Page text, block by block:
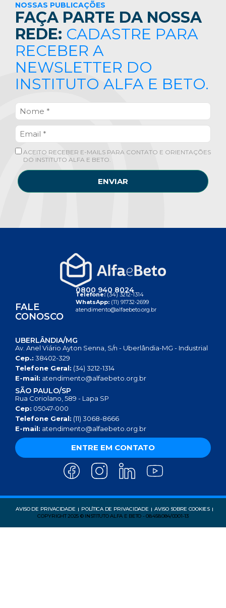
NOSSAS PUBLICAÇÕES
FAÇA PARTE DA NOSSA
REDE: CADASTRE PARA
RECEBER A
NEWSLETTER DO
INSTITUTO ALFA E BETO.
ACEITO RECEBER E-MAILS PARA CONTATO E ORIENTAÇÕES
DO INSTITUTO ALFA E BETO.
ENVIAR
FALE
CONOSCO
0800 940 8024
Telefone:(34) 3212-1314
WhatsApp: (11) 91732-2699
atendimento@alfaebeto.org.br
UBERLÂNDIA/MG
Av. Anel Viário Ayton Senna, S/n - Uberlândia-MG - Industrial
Cep.: 38402-329
Telefone Geral: (34) 3212-1314
E-mail: atendimento@alfaebeto.org.br
SÃO PAULO/SP
Rua Coriolano, 589 - Lapa SP
Cep: 05047-000
Telefone Geral: (11) 3068-8666
E-mail: atendimento@alfaebeto.org.br
ENTRE EM CONTATO
AVISO DE PRIVACIDADE POLÍTICA DE PRIVACIDADE
AVISO SOBRE COOKIES
COPYRIGHT 2025 © INSTITUTO ALFA E BETO - 08.458.084/0001-13